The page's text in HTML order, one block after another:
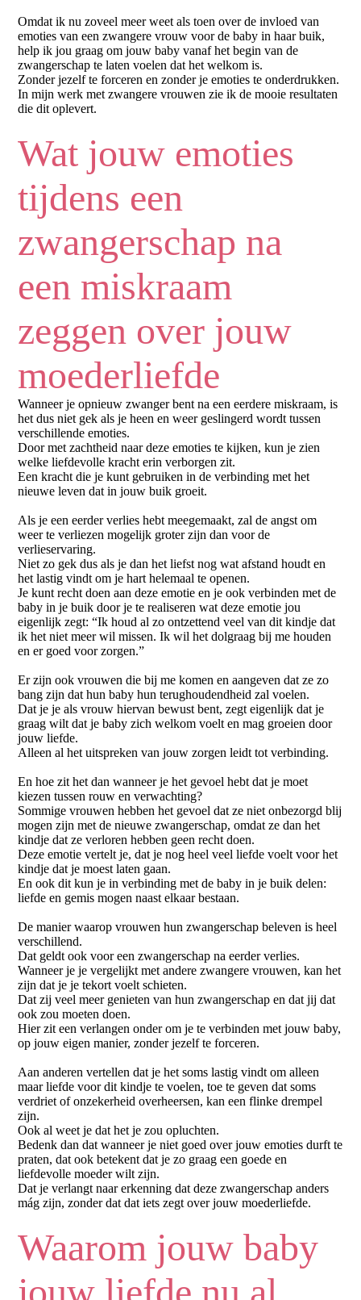
Omdat ik nu zoveel meer weet als toen over de invloed van
emoties van een zwangere vrouw voor de baby in haar buik,
help ik jou graag om jouw baby vanaf het begin van de
zwangerschap te laten voelen dat het welkom is.
Zonder jezelf te forceren en zonder je emoties te onderdrukken.
In mijn werk met zwangere vrouwen zie ik de mooie resultaten
die dit oplevert.
Wat jouw emoties
tijdens een
zwangerschap na
een miskraam
zeggen over jouw
moederliefde
Wanneer je opnieuw zwanger bent na een eerdere miskraam, is
het dus niet gek als je heen en weer geslingerd wordt tussen
verschillende emoties.
Door met zachtheid naar deze emoties te kijken, kun je zien
welke liefdevolle kracht erin verborgen zit.
Een kracht die je kunt gebruiken in de verbinding met het
nieuwe leven dat in jouw buik groeit.
Als je een eerder verlies hebt meegemaakt, zal de angst om
weer te verliezen mogelijk groter zijn dan voor de
verlieservaring.
Niet zo gek dus als je dan het liefst nog wat afstand houdt en
het lastig vindt om je hart helemaal te openen.
Je kunt recht doen aan deze emotie en je ook verbinden met de
baby in je buik door je te realiseren wat deze emotie jou
eigenlijk zegt: “Ik houd al zo ontzettend veel van dit kindje dat
ik het niet meer wil missen. Ik wil het dolgraag bij me houden
en er goed voor zorgen.”
Er zijn ook vrouwen die bij me komen en aangeven dat ze zo
bang zijn dat hun baby hun terughoudendheid zal voelen.
Dat je je als vrouw hiervan bewust bent, zegt eigenlijk dat je
graag wilt dat je baby zich welkom voelt en mag groeien door
jouw liefde.
Alleen al het uitspreken van jouw zorgen leidt tot verbinding.
En hoe zit het dan wanneer je het gevoel hebt dat je moet
kiezen tussen rouw en verwachting?
Sommige vrouwen hebben het gevoel dat ze niet onbezorgd blij
mogen zijn met de nieuwe zwangerschap, omdat ze dan het
kindje dat ze verloren hebben geen recht doen.
Deze emotie vertelt je, dat je nog heel veel liefde voelt voor het
kindje dat je moest laten gaan.
En ook dit kun je in verbinding met de baby in je buik delen:
liefde en gemis mogen naast elkaar bestaan.
De manier waarop vrouwen hun zwangerschap beleven is heel
verschillend.
Dat geldt ook voor een zwangerschap na eerder verlies.
Wanneer je je vergelijkt met andere zwangere vrouwen, kan het
zijn dat je je tekort voelt schieten.
Dat zij veel meer genieten van hun zwangerschap en dat jij dat
ook zou moeten doen.
Hier zit een verlangen onder om je te verbinden met jouw baby,
op jouw eigen manier, zonder jezelf te forceren.
Aan anderen vertellen dat je het soms lastig vindt om alleen
maar liefde voor dit kindje te voelen, toe te geven dat soms
verdriet of onzekerheid overheersen, kan een flinke drempel
zijn.
Ook al weet je dat het je zou opluchten.
Bedenk dan dat wanneer je niet goed over jouw emoties durft te
praten, dat ook betekent dat je zo graag een goede en
liefdevolle moeder wilt zijn.
Dat je verlangt naar erkenning dat deze zwangerschap anders
mág zijn, zonder dat dat iets zegt over jouw moederliefde.
Waarom jouw baby